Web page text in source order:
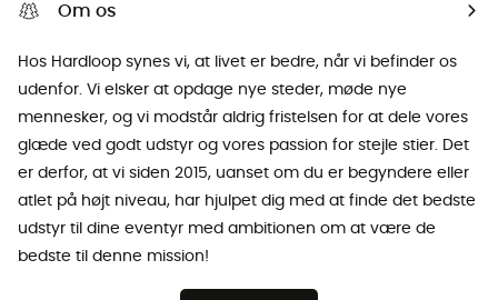
Om os
Hos Hardloop synes vi, at livet er bedre, når vi befinder os
udenfor. Vi elsker at opdage nye steder, møde nye
mennesker, og vi modstår aldrig fristelsen for at dele vores
glæde ved godt udstyr og vores passion for stejle stier. Det
er derfor, at vi siden 2015, uanset om du er begyndere eller
atlet på højt niveau, har hjulpet dig med at finde det bedste
udstyr til dine eventyr med ambitionen om at være de
bedste til denne mission!